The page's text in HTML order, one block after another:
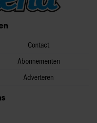
Contact
Abonnementen
Adverteren